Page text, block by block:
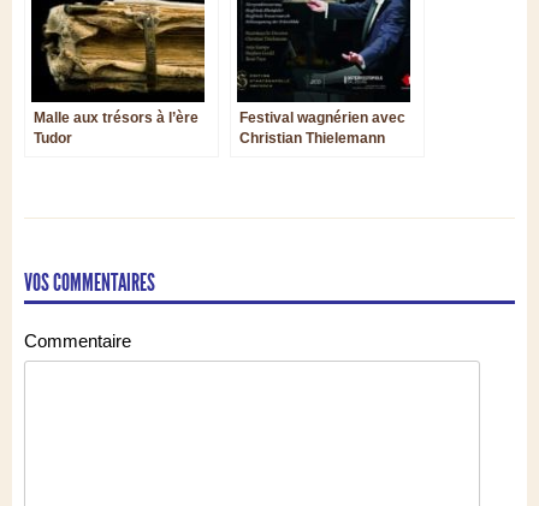
Malle aux trésors à l’ère
Tudor
Festival wagnérien avec
Christian Thielemann
VOS COMMENTAIRES
Commentaire